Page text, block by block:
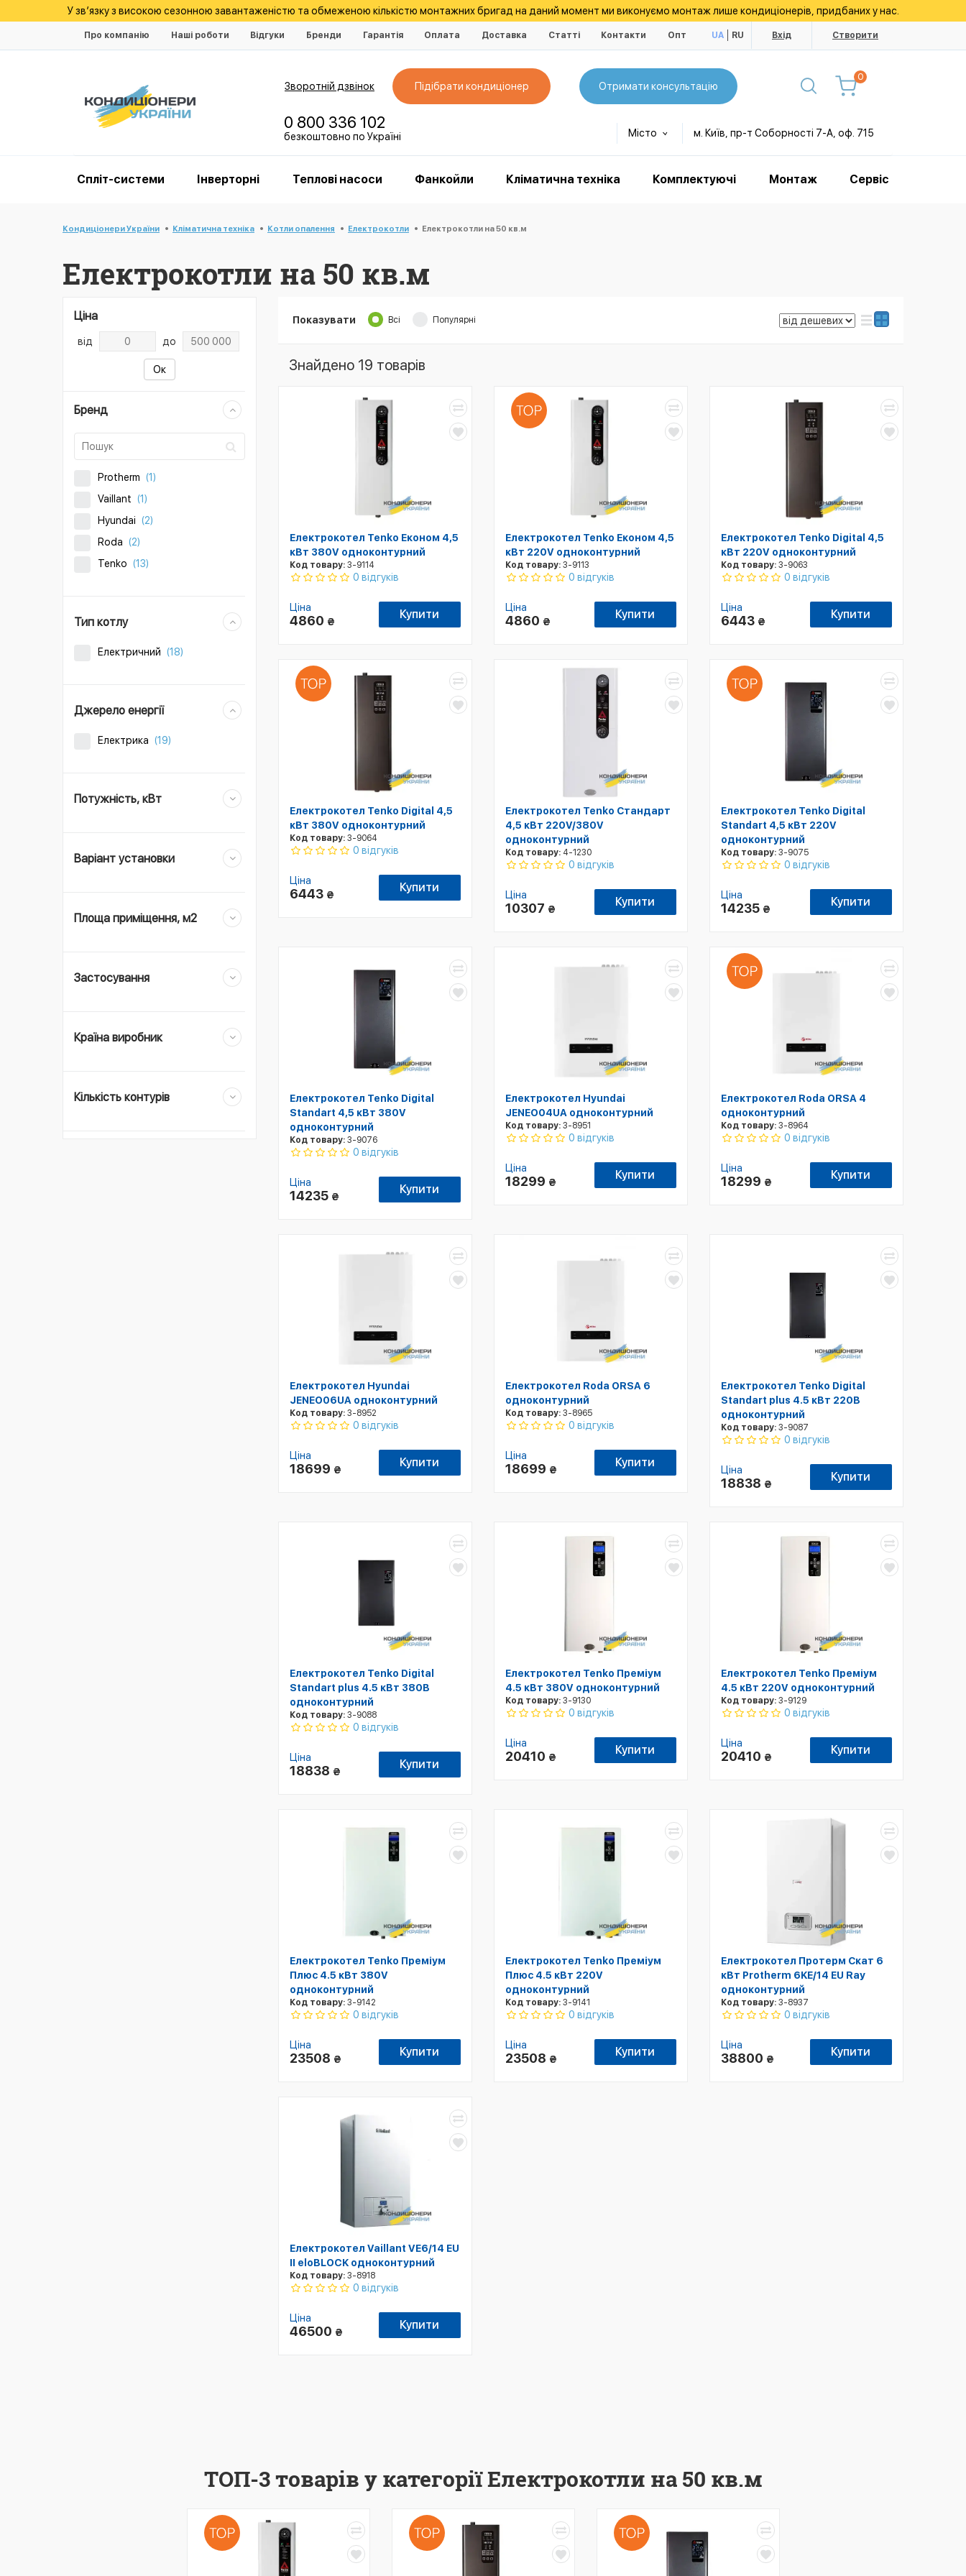
У зв’язку з високою сезонною завантаженістю та обмеженою кількістю монтажних бригад на даний момент ми виконуємо монтаж лише кондиціонерів, придбаних у нас.
Про компанію Наші роботи Відгуки Бренди Гарантія Оплата Доставка Статті Контакти Опт UA RU Вхід Створити
Зворотній дзвінок Підібрати кондиціонер Отримати консультацію
0
0 800 336 102
безкоштовно по Україні Місто м. Київ, пр-т Соборності 7-А, оф. 715
Спліт-системи Інверторні Теплові насоси Фанкойли Кліматична техніка Комплектуючі Монтаж Сервіс
Кондиціонери України Кліматична техніка Котли опалення Електрокотли Електрокотли на 50 кв.м
Електрокотли на 50 кв.м
Ціна
від до
Ок
Бренд
Protherm (1)
Vaillant (1)
Hyundai (2)
Roda (2)
Tenko (13)
Тип котлу
Електричний (18)
Джерело енергії
Електрика (19)
Потужність, кВт
Варіант установки
Площа приміщення, м2
Застосування
Країна виробник
Кількість контурів
Показувати Всі Популярні
Знайдено 19 товарів
Електрокотел Tenko Економ 4,5
кВт 380V одноконтурний
Код товару: 3-9114
0 відгуків
Ціна
4860 ₴
Купити
Електрокотел Tenko Економ 4,5
кВт 220V одноконтурний
Код товару:3-9113
0 відгуків
Ціна
4860 ₴
Купити
Електрокотел Tenko Digital 4,5
кВт 220V одноконтурний
Код товару:3-9063
0 відгуків
Ціна
6443 ₴
Купити
Електрокотел Tenko Digital 4,5
кВт 380V одноконтурний
Код товару: 3-9064
0 відгуків
Ціна
6443 ₴
Купити
Електрокотел Tenko Стандарт
4,5 кВт 220V/380V
одноконтурний
Код товару:4-1230
0 відгуків
Ціна
10307 ₴
Купити
Електрокотел Tenko Digital
Standart 4,5 кВт 220V
одноконтурний
Код товару:3-9075
0 відгуків
Ціна
14235 ₴
Купити
Електрокотел Tenko Digital
Standart 4,5 кВт 380V
одноконтурний
Код товару: 3-9076
0 відгуків
Ціна
14235 ₴
Купити
Електрокотел Hyundai
JENEO04UA одноконтурний
Код товару:3-8951
0 відгуків
Ціна
18299 ₴
Купити
Електрокотел Roda ORSA 4
одноконтурний
Код товару:3-8964
0 відгуків
Ціна
18299 ₴
Купити
Електрокотел Hyundai
JENEO06UA одноконтурний
Код товару: 3-8952
0 відгуків
Ціна
18699 ₴
Купити
Електрокотел Roda ORSA 6
одноконтурний
Код товару:3-8965
0 відгуків
Ціна
18699 ₴
Купити
Електрокотел Tenko Digital
Standart plus 4.5 кВт 220В
одноконтурний
Код товару:3-9087
0 відгуків
Ціна
18838 ₴
Купити
Електрокотел Tenko Digital
Standart plus 4.5 кВт 380В
одноконтурний
Код товару: 3-9088
0 відгуків
Ціна
18838 ₴
Купити
Електрокотел Tenko Преміум
4.5 кВт 380V одноконтурний
Код товару:3-9130
0 відгуків
Ціна
20410 ₴
Купити
Електрокотел Tenko Преміум
4.5 кВт 220V одноконтурний
Код товару:3-9129
0 відгуків
Ціна
20410 ₴
Купити
Електрокотел Tenko Преміум
Плюс 4.5 кВт 380V
одноконтурний
Код товару: 3-9142
0 відгуків
Ціна
23508 ₴
Купити
Електрокотел Tenko Преміум
Плюс 4.5 кВт 220V
одноконтурний
Код товару:3-9141
0 відгуків
Ціна
23508 ₴
Купити
Електрокотел Протерм Скат 6
кВт Protherm 6KE/14 ЕU Ray
одноконтурний
Код товару:3-8937
0 відгуків
Ціна
38800 ₴
Купити
Електрокотел Vaillant VE6/14 ЕU
II eloBLOCK одноконтурний
Код товару: 3-8918
0 відгуків
Ціна
46500 ₴
Купити
ТОП-3 товарів у категорії Електрокотли на 50 кв.м